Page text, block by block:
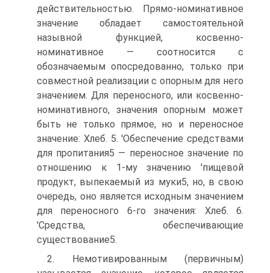
действительностью. Прямо-номинативное
значение обладает самостоятельной
назывной функцией, косвенно-
номинативное — соотносится с
обозначаемым опосредованно, только при
совместной реализации с опорным для него
значением. Для переносного, или косвенно-
номинативного, значения опорным может
быть не только прямое, но и переносное
значение: Хлеб. 5. 'Обеспечение средствами
для пропитания5 — переносное значение по
отношению к 1-му значению 'пищевой
продукт, выпекаемый из муки5, но, в свою
очередь, оно является исходным значением
для переносного 6-го значения: Хлеб. 6.
'Средства, обеспечивающие
существование5.
2. Немотивированным (первичным)